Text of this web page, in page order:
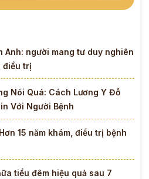
Anh: người mang tư duy nghiên
điều trị
Nói Quá: Cách Lương Y Đỗ
Với Người Bệnh
15 năm khám, điều trị bệnh
tiểu đêm hiệu quả sau 7